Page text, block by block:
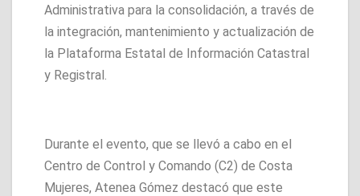
Administrativa para la consolidación, a través de
la integración, mantenimiento y actualización de
la Plataforma Estatal de Información Catastral
y Registral.
Durante el evento, que se llevó a cabo en el
Centro de Control y Comando (C2) de Costa
Mujeres, Atenea Gómez destacó que este